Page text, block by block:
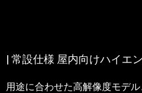
| 常設仕様 屋内向けハイエ
用途に合わせた高解像度モデ